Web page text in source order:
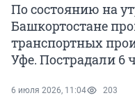
По состоянию на
Башкортостане
транспортных
Уфе. Пострадали 6
6 июля 2026, 11:04 203